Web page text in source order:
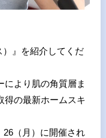
）』を紹介してくだ
により肌の角質層ま
得の最新ホームスキ
26（月）に開催され